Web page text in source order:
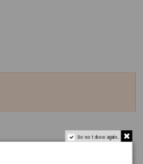
Do not show again.